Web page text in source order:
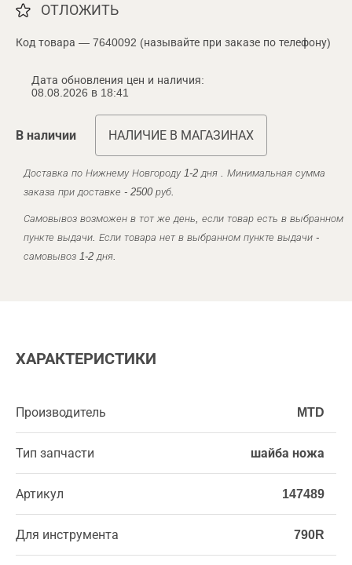
ОТЛОЖИТЬ
Код товара — 7640092 (называйте при заказе по телефону)
Дата обновления цен и наличия:
08.08.2026 в 18:41
В наличии НАЛИЧИЕ В МАГАЗИНАХ
Доставка по Нижнему Новгороду 1-2 дня . Минимальная сумма
заказа при доставке - 2500 руб.
Самовывоз возможен в тот же день, если товар есть в выбранном
пункте выдачи. Если товара нет в выбранном пункте выдачи -
самовывоз 1-2 дня.
ХАРАКТЕРИСТИКИ
Производитель MTD
Тип запчасти шайба ножа
Артикул 147489
Для инструмента 790R